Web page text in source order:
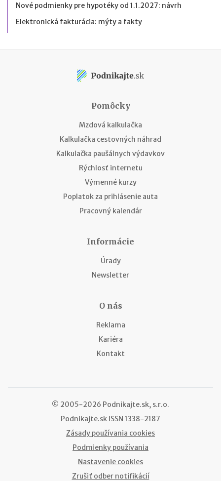
Nové podmienky pre hypotéky od 1.1.2027: návrh
Elektronická fakturácia: mýty a fakty
Pomôcky
Mzdová kalkulačka
Kalkulačka cestovných náhrad
Kalkulačka paušálnych výdavkov
Rýchlosť internetu
Výmenné kurzy
Poplatok za prihlásenie auta
Pracovný kalendár
Informácie
Úrady
Newsletter
O nás
Reklama
Kariéra
Kontakt
© 2005-2026 Podnikajte.sk, s.r.o.
Podnikajte.sk ISSN 1338-2187
Zásady používania cookies
Podmienky používania
Nastavenie cookies
Zrušiť odber notifikácií